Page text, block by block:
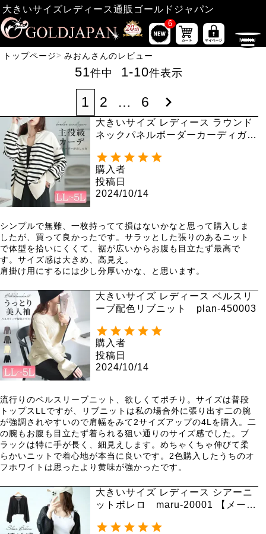
大きいサイズレディース通販ゴールドジャパン
6
トップページ みおんさんのレビュー
51件中 1-10件表示
1 2 … 6
大きいサイズ レディース ラウンド
ネックパネルボーダーカーディガ
購入者
投稿日
2024/10/14
シンプルで無難、一枚持ってて損はないかなと思って購入しま
したが、買って良かったです。サラッとした張りのあるニット
で体型を拾いにくくて、裾が広いからお腹も目立たず最高で
す。サイズ感は大きめ、高見え。
肩掛け用にするには少し分厚いかな、と思います。
大きいサイズ レディース ベルスリ
ーブ配色リブニット plan-450003
購入者
投稿日
2024/10/14
流行りのベルスリーブニット、欲しくてポチり。サイズは普段
トップスLLですが、リブニットは私の場合外に張り出す二の腕
が強調されやすいので肩幅をみて2サイズアップの4Lを購入。二
の腕もお腹も目立たず着られる狙い通りのサイズ感でした。ブ
ラックは特に手が長く、細見えします。めちゃくちゃ伸びて柔
らかいニットで着心地が本当に良いです。2色購入したうちのオ
フホワイトは思ったより黄味が強かったです。
大きいサイズ レディース シアーニ
ットボレロ maru-20001 【メール